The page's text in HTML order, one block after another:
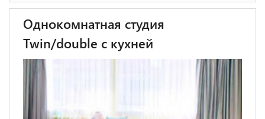
Однокомнатная студия
Twin/double с кухней